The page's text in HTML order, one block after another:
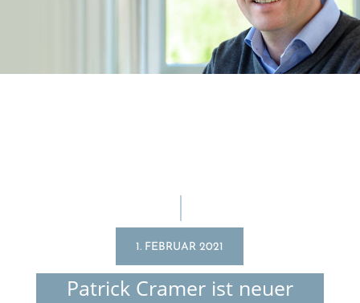
1. FEBRUAR 2021
Patrick Cramer ist neuer